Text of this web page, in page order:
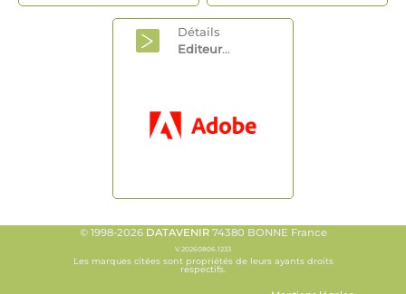
Détails
Editeur...
© 1998-2026 DATAVENIR74380 BONNE France
V.20260806.1233
Les marques citées sont propriétés de leurs ayants droits
respectifs.